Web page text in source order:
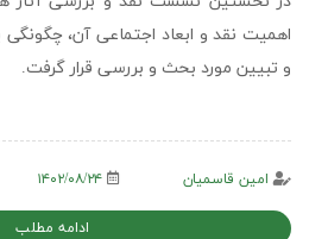
اهمیت نقد و ابعاد اجتماعی آن،
و تبیین مورد بحث و بررسی قرار گرفت.
امین قاسمیان ۱۴۰۲/۰۸/۲۴
ادامه مطلب